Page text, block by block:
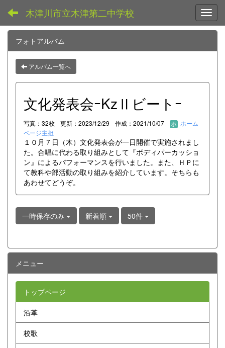
木津川市立木津第二中学校
フォトアルバム
アルバム一覧へ
文化発表会ｰKzⅡビートｰ
写真：32枚 更新：2023/12/29 作成：2021/10/07
ホーム
ページ主担
１０月７日（木）文化発表会が一日開催で実施されまし
た。合唱に代わる取り組みとして『ボディパーカッショ
ン』によるパフォーマンスを行いました。また、ＨＰに
て教科や部活動の取り組みを紹介しています。そちらも
あわせてどうぞ。
一時保存のみ 新着順 50件
メニュー
トップページ
沿革
校歌